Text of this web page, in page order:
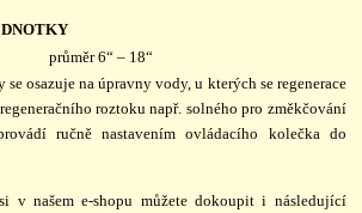
průměr 6“ – 18“
osazuje na úpravny vody, u kterých se regenerace
roztoku např. solného pro změkčování
ručně nastavením ovládacího kolečka do
v našem e-shopu můžete dokoupit i následující